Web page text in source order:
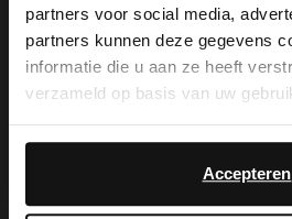
partners voor social media,
partners kunnen deze gegevens
informatie die u aan ze heeft
verzameld op basis van uw
Accepteren
verzorging en
suède/nubuck spray in
Alles over dit product
It looks like your language
you like to switch to English?
English